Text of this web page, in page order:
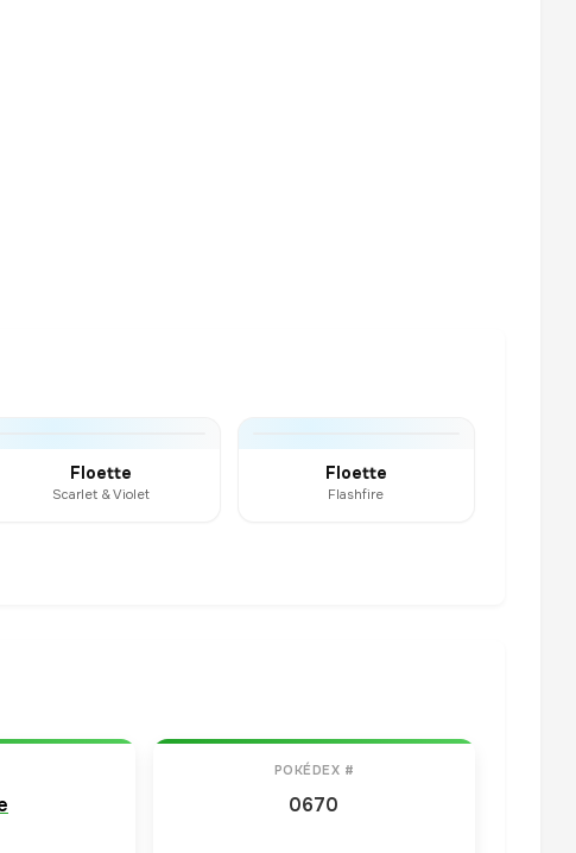
Floette
Scarlet & Violet
Floette
Flashfire
POKÉDEX #
0670